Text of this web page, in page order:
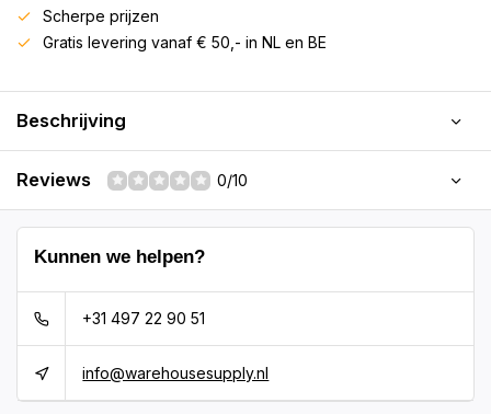
Scherpe prijzen
Gratis levering vanaf € 50,- in NL en BE
Beschrijving
Reviews 0/10
Kunnen we helpen?
+31 497 22 90 51
info@warehousesupply.nl